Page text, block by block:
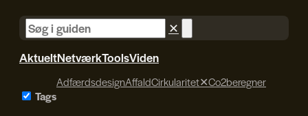
✕
AktueltNetværkToolsViden
Tags
AdfærdsdesignAffaldCirkularitet✕Co2beregner